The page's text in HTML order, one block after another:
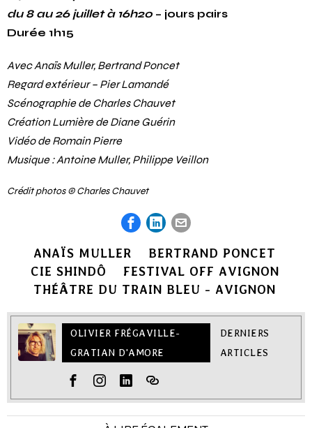
du 8 au 26 juillet à 16h20 – jours pairs
Durée 1h15
Avec Anaïs Muller, Bertrand Poncet
Regard extérieur – Pier Lamandé
Scénographie de Charles Chauvet
Création Lumière de Diane Guérin
Vidéo de Romain Pierre
Musique : Antoine Muller, Philippe Veillon
Crédit photos © Charles Chauvet
ANAÏS MULLER
BERTRAND PONCET
CIE SHINDÔ
FESTIVAL OFF AVIGNON
THÉÂTRE DU TRAIN BLEU - AVIGNON
OLIVIER FRÉGAVILLE-
GRATIAN D'AMORE
DERNIERS
ARTICLES